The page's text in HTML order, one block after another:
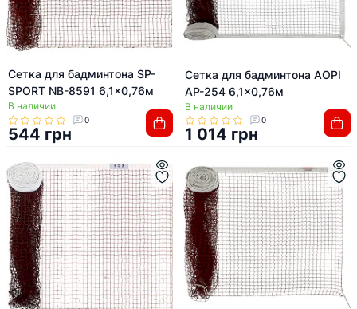
Сетка для бадминтона SP-
SPORT NB-8591 6,1x0,76м
В наличии
0
544 грн
Сетка для бадминтона AOPI
AP-254 6,1x0,76м
В наличии
0
1 014 грн